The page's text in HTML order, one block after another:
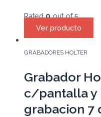
Rated0out of 5
Ver producto
GRABADORES HOLTER
Grabador
c/pantalla y
grabacion 7